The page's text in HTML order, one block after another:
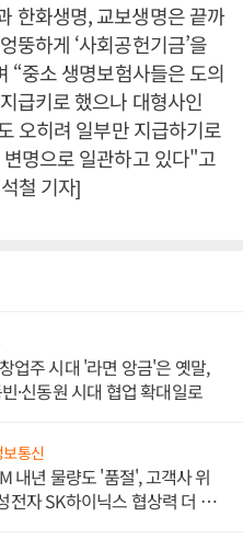
한화생명, 교보생명은 끝까
뚱하게 ‘사회공헌기금’을
“중소 생명보험사들은 도의
급키로 했으나 대형사인
오히려 일부만 지급하기로
명으로 일관하고 있다"고
철 기자]
업주 시대 '라면 앙금'은 옛말,
·신동원 시대 협업 확대일로
보통신
내년 물량도 '품절', 고객사 위
전자 SK하이닉스 협상력 더 키